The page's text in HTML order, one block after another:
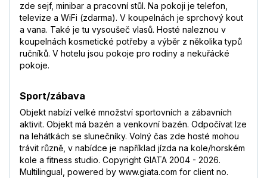
zde sejf, minibar a pracovní stůl. Na pokoji je telefon,
televize a WiFi (zdarma). V koupelnách je sprchový kout
a vana. Také je tu vysoušeč vlasů. Hosté naleznou v
koupelnách kosmetické potřeby a výběr z několika typů
ručníků. V hotelu jsou pokoje pro rodiny a nekuřácké
pokoje.
Sport/zábava
Objekt nabízí velké množství sportovních a zábavních
aktivit. Objekt má bazén a venkovní bazén. Odpočívat lze
na lehátkách se slunečníky. Volný čas zde hosté mohou
trávit různě, v nabídce je například jízda na kole/horském
kole a fitness studio. Copyright GIATA 2004 - 2026.
Multilingual, powered by www.giata.com for client no.